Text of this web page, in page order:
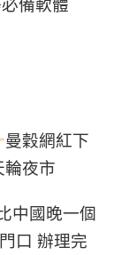
備軟體
曼穀網紅下
輪夜市
中國晚一個
口 辦理完